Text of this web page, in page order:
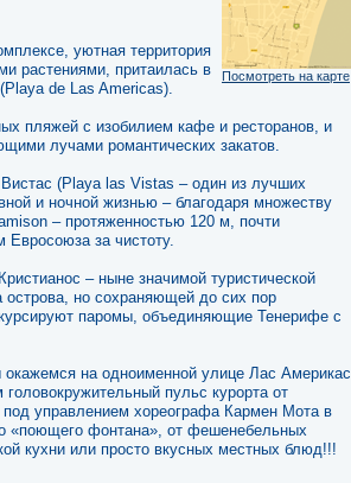
Посмотреть на карте
уютная территория
растениями, притаилась в
de Las Americas).
пляжей с изобилием кафе и ресторанов, и
лучами романтических закатов.
(Playa las Vistas – один из лучших
и ночной жизнью – благодаря множеству
– протяженностью 120 м, почти
за чистоту.
– ныне значимой туристической
острова, но сохраняющей до сих пор
паромы, объединяющие Тенерифе с
на одноименной улице Лас Америкас
пульс курорта от
управлением хореографа Кармен Мота в
«поющего фонтана», от фешенебельных
кухни или просто вкусных местных блюд!!!